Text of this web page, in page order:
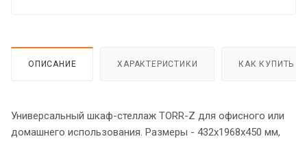
ОПИСАНИЕ ХАРАКТЕРИСТИКИ КАК КУПИТЬ
Универсальный шкаф-стеллаж TORR-Z для офисного или
домашнего использования. Размеры - 432х1968х450 мм,